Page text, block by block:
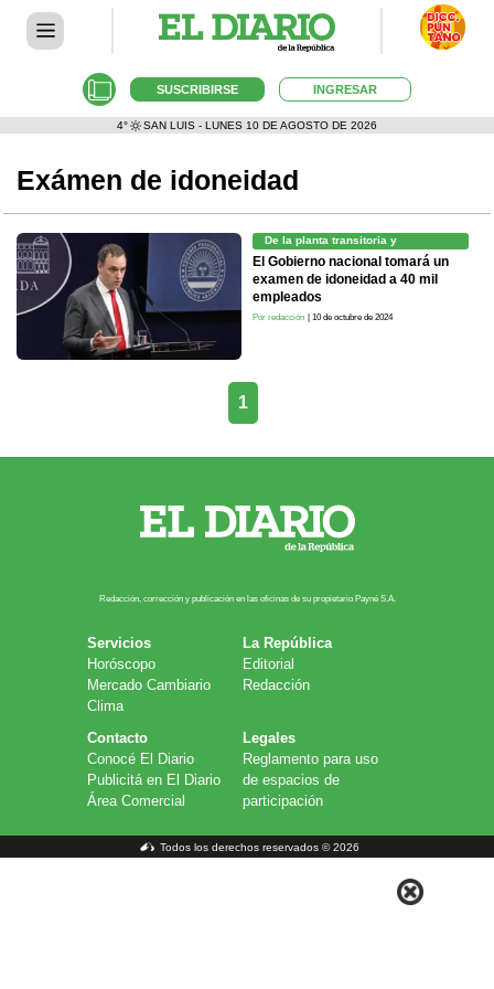
SUSCRIBIRSE INGRESAR
4° SAN LUIS - LUNES 10 DE AGOSTO DE 2026
Exámen de idoneidad
De la planta transitoria y
contratados
El Gobierno nacional tomará un
examen de idoneidad a 40 mil
empleados
Por redacción | 10 de octubre de 2024
1
Redacción, corrección y publicación en las oficinas de su propietario Payn​é S.A.
Servicios
Horóscopo
Mercado Cambiario
Clima
La República
Editorial
Redacción
Contacto
Conocé El Diario
Publicitá en El Diario
Área Comercial
Legales
Reglamento para uso
de espacios de
participación
Todos los derechos reservados © 2026